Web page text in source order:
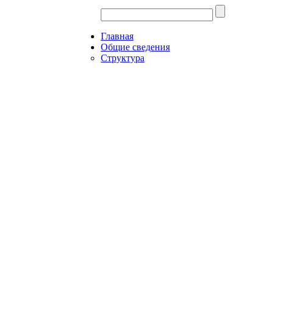
Главная
Общие сведения
Структура